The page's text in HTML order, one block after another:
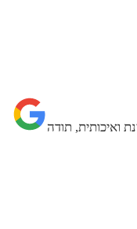
ואיכותית, תודה